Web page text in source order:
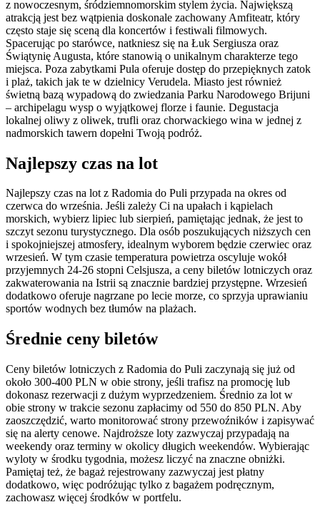
z nowoczesnym, śródziemnomorskim stylem życia. Największą
atrakcją jest bez wątpienia doskonale zachowany Amfiteatr, który
często staje się sceną dla koncertów i festiwali filmowych.
Spacerując po starówce, natkniesz się na Łuk Sergiusza oraz
Świątynię Augusta, które stanowią o unikalnym charakterze tego
miejsca. Poza zabytkami Pula oferuje dostęp do przepięknych zatok
i plaż, takich jak te w dzielnicy Verudela. Miasto jest również
świetną bazą wypadową do zwiedzania Parku Narodowego Brijuni
– archipelagu wysp o wyjątkowej florze i faunie. Degustacja
lokalnej oliwy z oliwek, trufli oraz chorwackiego wina w jednej z
nadmorskich tawern dopełni Twoją podróż.
Najlepszy czas na lot
Najlepszy czas na lot z Radomia do Puli przypada na okres od
czerwca do września. Jeśli zależy Ci na upałach i kąpielach
morskich, wybierz lipiec lub sierpień, pamiętając jednak, że jest to
szczyt sezonu turystycznego. Dla osób poszukujących niższych cen
i spokojniejszej atmosfery, idealnym wyborem będzie czerwiec oraz
wrzesień. W tym czasie temperatura powietrza oscyluje wokół
przyjemnych 24-26 stopni Celsjusza, a ceny biletów lotniczych oraz
zakwaterowania na Istrii są znacznie bardziej przystępne. Wrzesień
dodatkowo oferuje nagrzane po lecie morze, co sprzyja uprawianiu
sportów wodnych bez tłumów na plażach.
Średnie ceny biletów
Ceny biletów lotniczych z Radomia do Puli zaczynają się już od
około 300-400 PLN w obie strony, jeśli trafisz na promocję lub
dokonasz rezerwacji z dużym wyprzedzeniem. Średnio za lot w
obie strony w trakcie sezonu zapłacimy od 550 do 850 PLN. Aby
zaoszczędzić, warto monitorować strony przewoźników i zapisywać
się na alerty cenowe. Najdroższe loty zazwyczaj przypadają na
weekendy oraz terminy w okolicy długich weekendów. Wybierając
wyloty w środku tygodnia, możesz liczyć na znaczne obniżki.
Pamiętaj też, że bagaż rejestrowany zazwyczaj jest płatny
dodatkowo, więc podróżując tylko z bagażem podręcznym,
zachowasz więcej środków w portfelu.